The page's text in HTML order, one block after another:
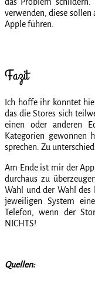
verwenden, diese sollen
Apple führen.
Fazit
Ich hoffe ihr konntet
das die Stores sich
einen oder anderen
Kategorien gewonnen
sprechen. Zu
Am Ende ist mir der
durchaus zu
Wahl und der Wahl des
jeweiligen System
Telefon, wenn der
NICHTS!
Quellen: